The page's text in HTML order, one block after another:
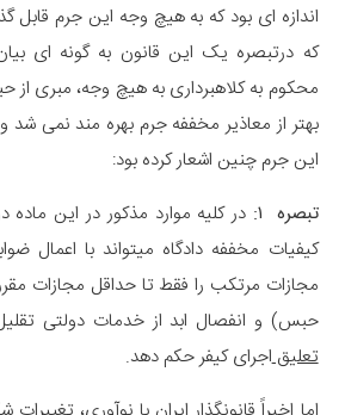
اندازه ای بود که به هیچ وجه این جرم
که درتبصره یک این قانون به گونه ای
محکوم به کلاهبرداری به هیچ وجه، مبری
بهتر از معاذیر مخففه جرم بهره مند نمی شد
این جرم چنین اشعار کرده بود:
تبصره ۱:
در کلیه موارد مذکور در این
کیفیات مخففه دادگاه میتواند با اعمال
مجازات مرتکب را فقط تا حداقل مجازات
حبس) و انفصال ابد از خدمات دولتی
تعلیقاجرای کیفر حکم دهد.